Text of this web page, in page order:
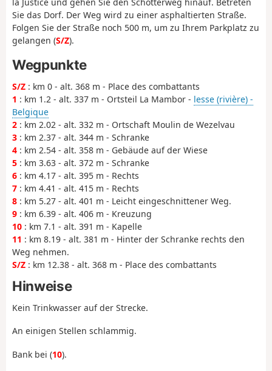
Sie das Dorf. Der Weg wird zu einer asphaltierten Straße.
Folgen Sie der Straße noch 500 m, um zu Ihrem Parkplatz zu
gelangen (S/Z).
Wegpunkte
S/Z : km 0 - alt. 368 m - Place des combattants
1 : km 1.2 - alt. 337 m - Ortsteil La Mambor - lesse (rivière) -
Belgique
2 : km 2.02 - alt. 332 m - Ortschaft Moulin de Wezelvau
3 : km 2.37 - alt. 344 m - Schranke
4 : km 2.54 - alt. 358 m - Gebäude auf der Wiese
5 : km 3.63 - alt. 372 m - Schranke
6 : km 4.17 - alt. 395 m - Rechts
7 : km 4.41 - alt. 415 m - Rechts
8 : km 5.27 - alt. 401 m - Leicht eingeschnittener Weg.
9 : km 6.39 - alt. 406 m - Kreuzung
10 : km 7.1 - alt. 391 m - Kapelle
11 : km 8.19 - alt. 381 m - Hinter der Schranke rechts den
Weg nehmen.
S/Z : km 12.38 - alt. 368 m - Place des combattants
Hinweise
Kein Trinkwasser auf der Strecke.
An einigen Stellen schlammig.
Bank bei (10).